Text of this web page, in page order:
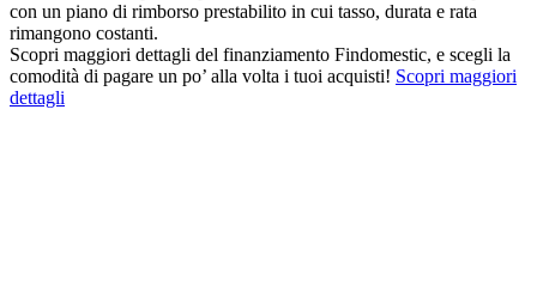
con un piano di rimborso prestabilito in cui tasso, durata e rata
rimangono costanti.
Scopri maggiori dettagli del finanziamento Findomestic, e scegli la
comodità di pagare un po’ alla volta i tuoi acquisti! Scopri maggiori
dettagli